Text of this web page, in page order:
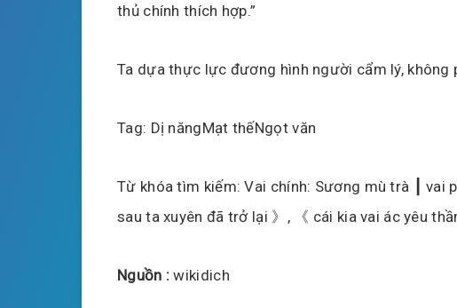
thủ chính thích hợp.”
Ta dựa thực lực đương hình người cẩm lý, không
Tag: Dị năngMạt thếNgọt văn
Từ khóa tìm kiếm: Vai chính: Sương mù trà ┃ vai
sau ta xuyên đã trở lại 》, 《 cái kia vai ác yêu
Nguồn :wikidich